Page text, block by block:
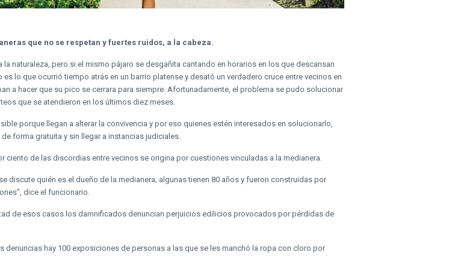
que no se respetan y fuertes ruidos, a la cabeza.
naturaleza, pero si el mismo pájaro se desgañita cantando en horarios en los que descansan
lo que ocurrió tiempo atrás en un barrio platense y desató un verdadero cruce entre vecinos en
a hacer que su pico se cerrara para siempre. Afortunadamente, el problema se pudo solucionar
que se atendieron en los últimos diez meses.
porque llegan a alterar la convivencia y por eso quienes estén interesados en solucionarlo,
forma gratuita y sin llegar a instancias judiciales.
ciento de las discordias entre vecinos se origina por cuestiones vinculadas a la medianera.
discute quién es el dueño de la medianera; algunas tienen 80 años y fueron construidas por
dice el funcionario.
de esos casos los damnificados denuncian perjuicios edilicios provocados por pérdidas de
denuncias hay 100 exposiciones de personas a las que se les manchó la ropa con cloro por